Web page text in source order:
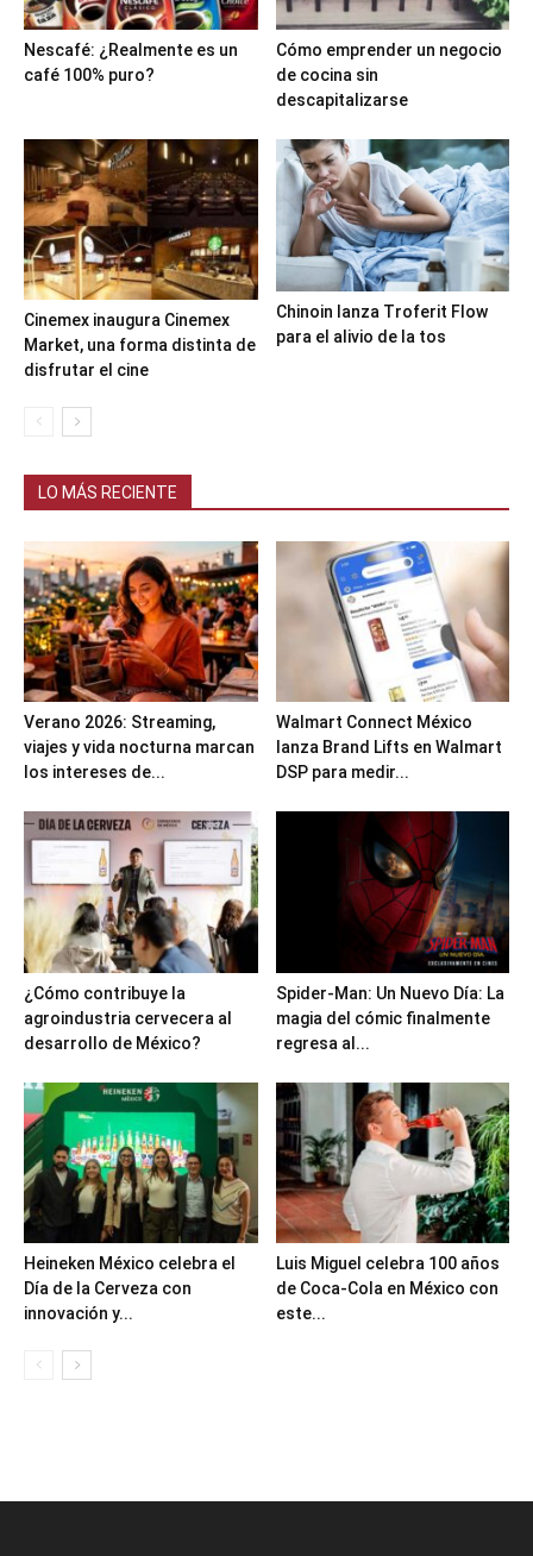
Nescafé: ¿Realmente es un
café 100% puro?
Cómo emprender un negocio
de cocina sin
descapitalizarse
Cinemex inaugura Cinemex
Market, una forma distinta de
disfrutar el cine
Chinoin lanza Troferit Flow
para el alivio de la tos
LO MÁS RECIENTE
Verano 2026: Streaming,
viajes y vida nocturna marcan
los intereses de...
Walmart Connect México
lanza Brand Lifts en Walmart
DSP para medir...
¿Cómo contribuye la
agroindustria cervecera al
desarrollo de México?
Spider-Man: Un Nuevo Día: La
magia del cómic finalmente
regresa al...
Heineken México celebra el
Día de la Cerveza con
innovación y...
Luis Miguel celebra 100 años
de Coca-Cola en México con
este...